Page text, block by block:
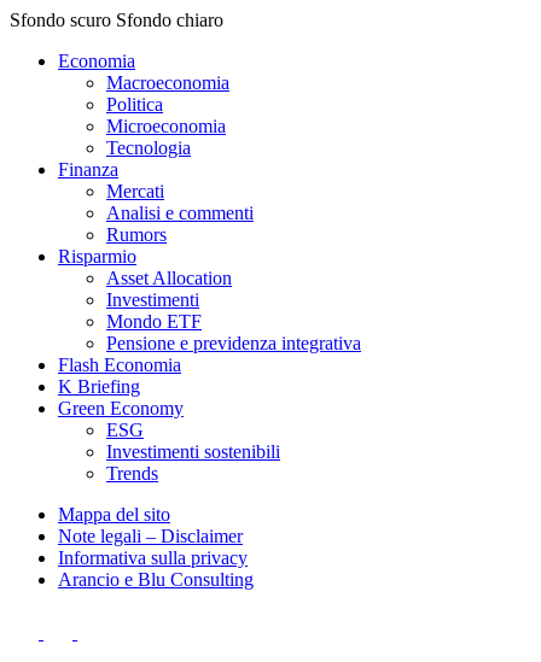
Sfondo scuro Sfondo chiaro
Economia
Macroeconomia
Politica
Microeconomia
Tecnologia
Finanza
Mercati
Analisi e commenti
Rumors
Risparmio
Asset Allocation
Investimenti
Mondo ETF
Pensione e previdenza integrativa
Flash Economia
K Briefing
Green Economy
ESG
Investimenti sostenibili
Trends
Mappa del sito
Note legali – Disclaimer
Informativa sulla privacy
Arancio e Blu Consulting